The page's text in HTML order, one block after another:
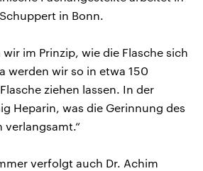
in Bonn.
im Prinzip, wie die Flasche sich
werden wir so in etwa 150
ziehen lassen. In der
Heparin, was die Gerinnung des
verlangsamt.“
verfolgt auch Dr. Achim